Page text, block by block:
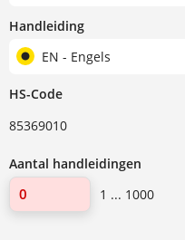
Handleiding
EN - Engels
HS-Code
85369010
Aantal handleidingen
1 ... 1000